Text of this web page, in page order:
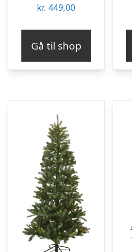
kr. 449,00
Gå til shop